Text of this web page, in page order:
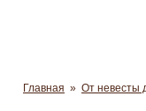
Главная » От невесты